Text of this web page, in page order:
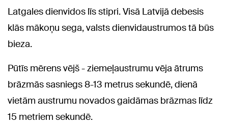
Latgales dienvidos līs stipri. Visā Latvijā debesis
klās mākoņu sega, valsts dienvidaustrumos tā būs
bieza.
Pūtīs mērens vējš - ziemeļaustrumu vēja ātrums
brāzmās sasniegs 8-13 metrus sekundē, dienā
vietām austrumu novados gaidāmas brāzmas līdz
15 metriem sekundē.